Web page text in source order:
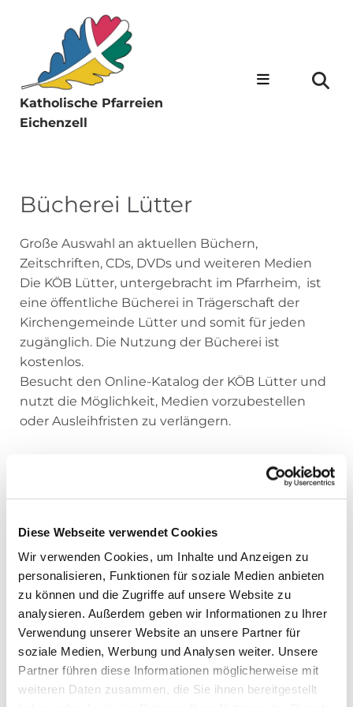
Diese Webseite verwendet Cookies
Wir verwenden Cookies, um Inhalte und Anzeigen zu
personalisieren, Funktionen für soziale Medien anbieten
zu können und die Zugriffe auf unsere Website zu
analysieren. Außerdem geben wir Informationen zu Ihrer
Verwendung unserer Website an unsere Partner für
soziale Medien, Werbung und Analysen weiter. Unsere
Partner führen diese Informationen möglicherweise mit
weiteren Daten zusammen, die Sie ihnen bereitgestellt
Katholische Pfarreien
Eichenzell
Bücherei Lütter
Große Auswahl an aktuellen Büchern,
Zeitschriften, CDs, DVDs und weiteren Medien
Die KÖB Lütter, untergebracht im Pfarrheim, ist
eine öffentliche Bücherei in Trägerschaft der
Kirchengemeinde Lütter und somit für jeden
zugänglich. Die Nutzung der Bücherei ist
kostenlos.
Besucht den Online-Katalog der KÖB Lütter und
nutzt die Möglichkeit, Medien vorzubestellen
oder Ausleihfristen zu verlängern.
Anika Bott, Billi Straub, Janina Bott, Katharina
Schulta, Leona Wiegand, Melanie Sterk, Nicole
Bott, Tanja Schimmer
Zum Katalog der Bücherei